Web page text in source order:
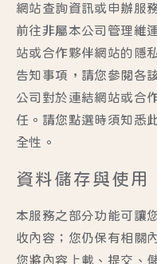
網站查詢資訊或申辦服
前往非屬本公司管理維
站或合作夥伴網站的隱
告知事項，請您參閱各
公司對於連結網站或合
任。請您點選時須知悉
全性。
資料儲存與使用
本服務之部分功能可讓
收內容；您仍保有相關
您將內容上載、提交、